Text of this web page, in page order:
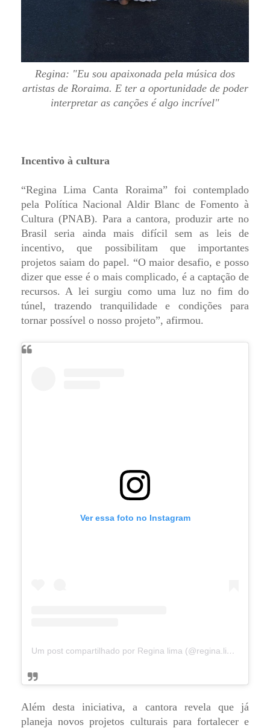
Regina: "Eu sou apaixonada pela música dos
artistas de Roraima. E ter a oportunidade de poder
interpretar as canções é algo incrível"
Incentivo à cultura
“Regina Lima Canta Roraima” foi contemplado
pela Política Nacional Aldir Blanc de Fomento à
Cultura (PNAB). Para a cantora, produzir arte no
Brasil seria ainda mais difícil sem as leis de
incentivo, que possibilitam que importantes
projetos saiam do papel. “O maior desafio, e posso
dizer que esse é o mais complicado, é a captação de
recursos. A lei surgiu como uma luz no fim do
túnel, trazendo tranquilidade e condições para
tornar possível o nosso projeto”, afirmou.
Ver essa foto no Instagram
Um post compartilhado por Regina lima (@regina.lima.oficial)
Além desta iniciativa, a cantora revela que já
planeja novos projetos culturais para fortalecer e